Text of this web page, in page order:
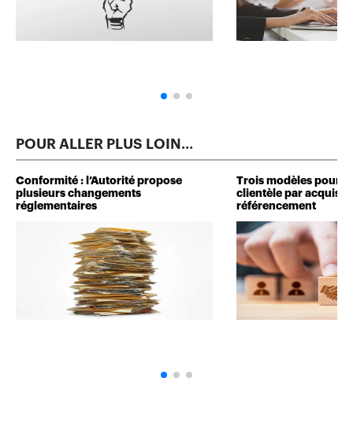
POUR ALLER PLUS LOIN...
Conformité : l’Autorité propose
plusieurs changements
réglementaires
Trois modèles pour
clientèle par
référencement